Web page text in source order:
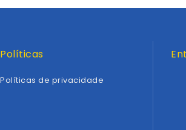
Políticas
Políticas de privacidade